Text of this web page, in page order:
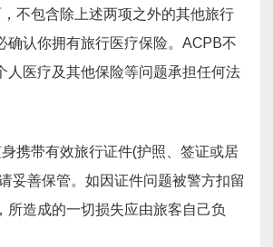
不包含除上述两项之外的其他旅行
确认你拥有旅行医疗保险。ACPB不
人医疗及其他保险等问题承担任何法
携带有效旅行证件(护照、签证或居
妥善保管。如因证件问题被警方扣留
所造成的一切损失应由旅客自己负